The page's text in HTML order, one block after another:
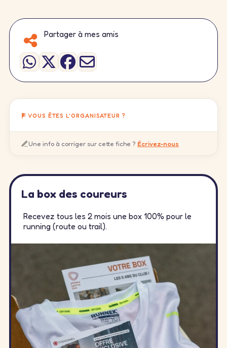
Partager à mes amis
VOUS ÊTES L'ORGANISATEUR ?
Une info à corriger sur cette fiche ? Écrivez-nous
La box des coureurs
Recevez tous les 2 mois une box 100% pour le
running (route ou trail).